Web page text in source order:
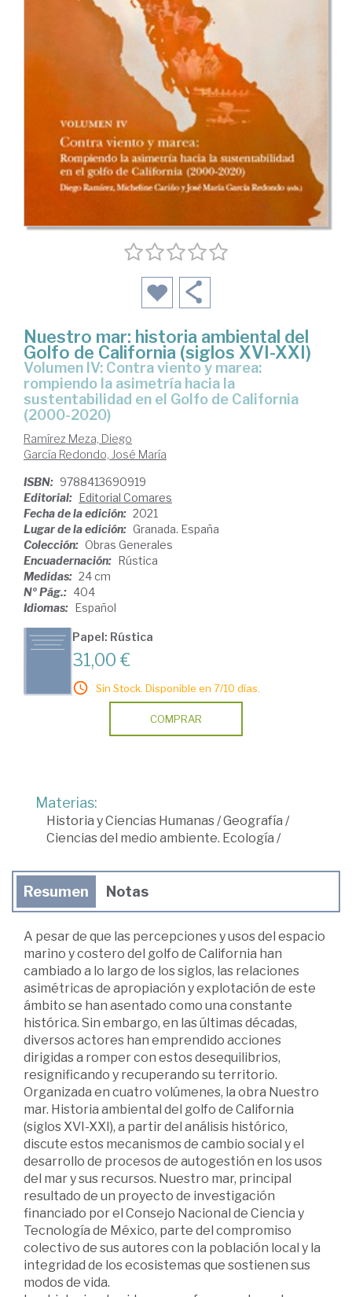
Nuestro mar: historia ambiental del
Golfo de California (siglos XVI-XXI)
Volumen IV: Contra viento y marea:
rompiendo la asimetría hacia la
sustentabilidad en el Golfo de California
(2000-2020)
Ramírez Meza, Diego
García Redondo, José María
ISBN: 9788413690919
Editorial: Editorial Comares
Fecha de la edición: 2021
Lugar de la edición: Granada. España
Colección: Obras Generales
Encuadernación: Rústica
Medidas: 24 cm
Nº Pág.: 404
Idiomas: Español
Papel: Rústica
31,00 €
Sin Stock. Disponible en 7/10 días.
COMPRAR
Materias:
Historia y Ciencias Humanas/Geografía /
Ciencias del medio ambiente. Ecología /
Resumen Notas
A pesar de que las percepciones y usos del espacio
marino y costero del golfo de California han
cambiado a lo largo de los siglos, las relaciones
asimétricas de apropiación y explotación de este
ámbito se han asentado como una constante
histórica. Sin embargo, en las últimas décadas,
diversos actores han emprendido acciones
dirigidas a romper con estos desequilibrios,
resignificando y recuperando su territorio.
Organizada en cuatro volúmenes, la obra Nuestro
mar. Historia ambiental del golfo de California
(siglos XVI-XXI), a partir del análisis histórico,
discute estos mecanismos de cambio social y el
desarrollo de procesos de autogestión en los usos
del mar y sus recursos. Nuestro mar, principal
resultado de un proyecto de investigación
financiado por el Consejo Nacional de Ciencia y
Tecnología de México, parte del compromiso
colectivo de sus autores con la población local y la
integridad de los ecosistemas que sostienen sus
modos de vida.